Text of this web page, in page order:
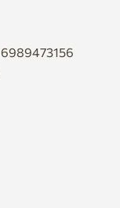
6989473156